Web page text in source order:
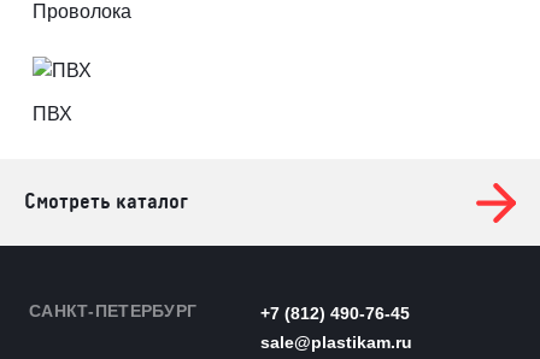
Проволока
ПВХ
Смотреть каталог
САНКТ-ПЕТЕРБУРГ
+7 (812) 490-76-45
sale@plastikam.ru